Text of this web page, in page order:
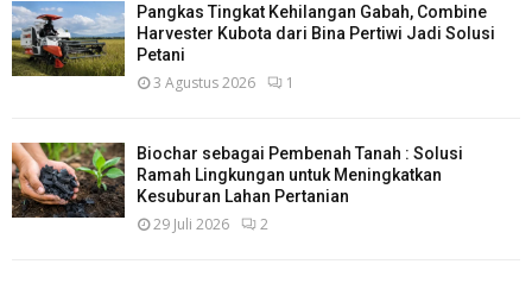
Pangkas Tingkat Kehilangan Gabah, Combine
Harvester Kubota dari Bina Pertiwi Jadi Solusi
Petani
3 Agustus 2026 1
Biochar sebagai Pembenah Tanah : Solusi
Ramah Lingkungan untuk Meningkatkan
Kesuburan Lahan Pertanian
29 Juli 2026 2